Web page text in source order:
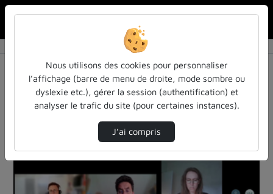
33 vidéos trouvées
Audio Vidéo Statistiques de vues
Direction de tri
00:50:08
Nous utilisons des cookies pour personnaliser
l’affichage (barre de menu de droite, mode sombre ou
dyslexie etc.), gérer la session (authentification) et
analyser le trafic du site (pour certaines instances).
J’ai compris